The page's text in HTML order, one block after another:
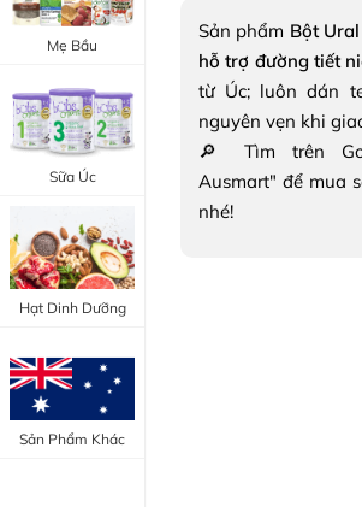
Bổ Khớp - Xương
Bổ Não - Tim Mạch
Canxi - Vitamin D
Trang Điểm Mắt
Trang Điểm Môi
Tẩy Trang - Toner
Dụng Cụ Trang Điểm
Mẹ Bầu
Sữa Úc
Hạt Dinh Dưỡng
Sản Phẩm Khác
Sản phẩm Bột
hỗ trợ đường tiết
từ Úc; luôn dán
nguyên vẹn khi
🔎 Tìm trên
Ausmart" để mua
nhé!